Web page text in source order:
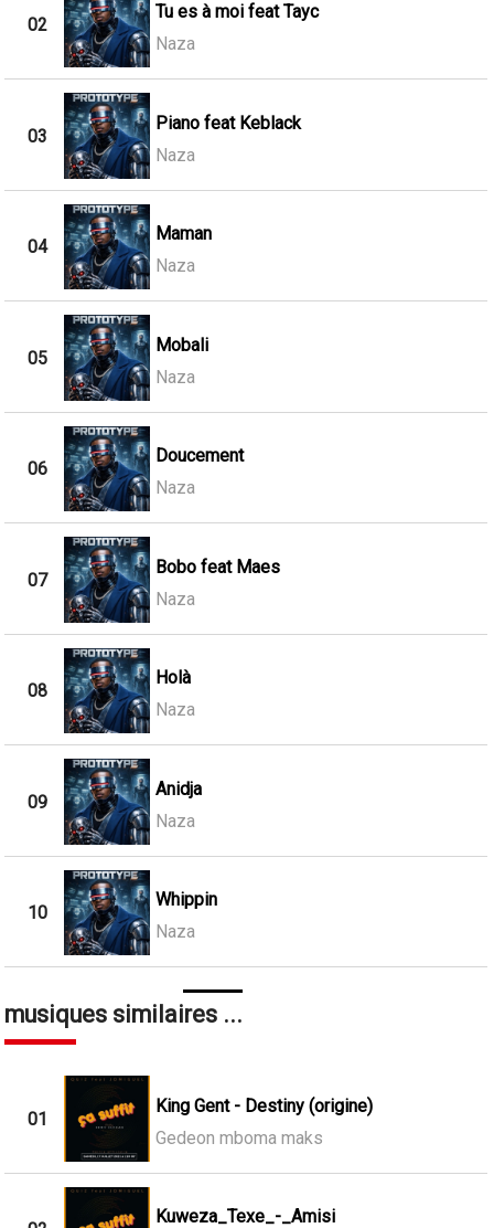
02
Tu es à moi feat Tayc
Naza
03
Piano feat Keblack
Naza
04
Maman
Naza
05
Mobali
Naza
06
Doucement
Naza
07
Bobo feat Maes
Naza
08
Holà
Naza
09
Anidja
Naza
10
Whippin
Naza
musiques similaires ...
01
King Gent - Destiny (origine)
Gedeon mboma maks
Kuweza_Texe_-_Amisi